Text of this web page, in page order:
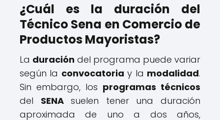
¿Cuál es la duración del
Técnico Sena en Comercio de
Productos Mayoristas?
La duración del programa puede variar
según la convocatoria y la modalidad.
Sin embargo, los programas técnicos
del SENAsuelen tener una duración
aproximada de uno a dos años,